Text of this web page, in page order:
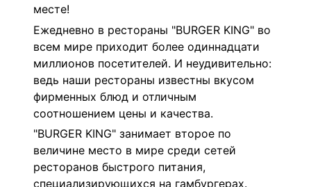
месте!
Ежедневно в рестораны "BURGER KING" во
всем мире приходит более одиннадцати
миллионов посетителей. И неудивительно:
ведь наши рестораны известны вкусом
фирменных блюд и отличным
соотношением цены и качества.
"BURGER KING" занимает второе по
величине место в мире среди сетей
ресторанов быстрого питания,
специализирующихся на гамбургерах.